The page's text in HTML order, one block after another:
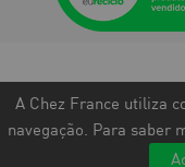
A Chez France utiliza
navegação. Para saber
©TODOS
Chez France Exportação